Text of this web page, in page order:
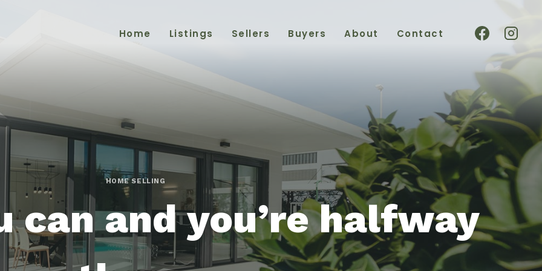
Home Listings Sellers Buyers About Contact
HOME SELLING
can and you’re halfway